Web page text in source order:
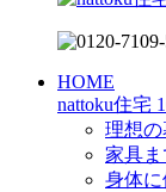
HOME
nattoku住宅
理想
家具ま
身体